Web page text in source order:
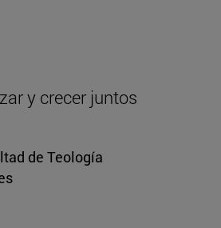
y crecer juntos
de Teología